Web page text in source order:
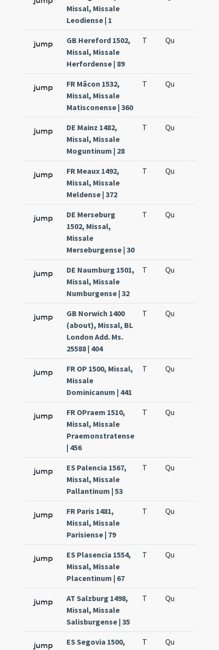
Missal, Missale
Leodiense | 1
jump
GB Hereford 1502,
Missal, Missale
Herfordense | 89
T Qu
jump
FR Mâcon 1532,
Missal, Missale
Matisconense | 360
T Qu
jump
DE Mainz 1482,
Missal, Missale
Moguntinum | 28
T Qu
jump
FR Meaux 1492,
Missal, Missale
Meldense | 372
T Qu
jump
DE Merseburg
1502, Missal,
Missale
Merseburgense | 30
T Qu
jump
DE Naumburg 1501,
Missal, Missale
Numburgense | 32
T Qu
jump
GB Norwich 1400
(about), Missal, BL
London Add. Ms.
25588 | 404
T Qu
jump
FR OP 1500, Missal,
Missale
Dominicanum | 441
T Qu
jump
FR OPraem 1510,
Missal, Missale
Praemonstratense
| 456
T Qu
jump
ES Palencia 1567,
Missal, Missale
Pallantinum | 53
T Qu
jump
FR Paris 1481,
Missal, Missale
Parisiense | 79
T Qu
jump
ES Plasencia 1554,
Missal, Missale
Placentinum | 67
T Qu
jump
AT Salzburg 1498,
Missal, Missale
Salisburgense | 35
T Qu
jump
ES Segovia 1500,
T Qu